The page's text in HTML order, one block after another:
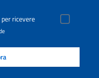
ricevere